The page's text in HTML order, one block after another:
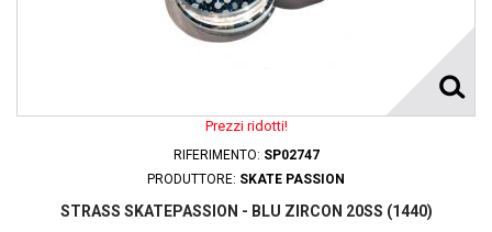
Prezzi ridotti!
RIFERIMENTO: SP02747
PRODUTTORE: SKATE PASSION
STRASS SKATEPASSION - BLU ZIRCON 20SS (1440)